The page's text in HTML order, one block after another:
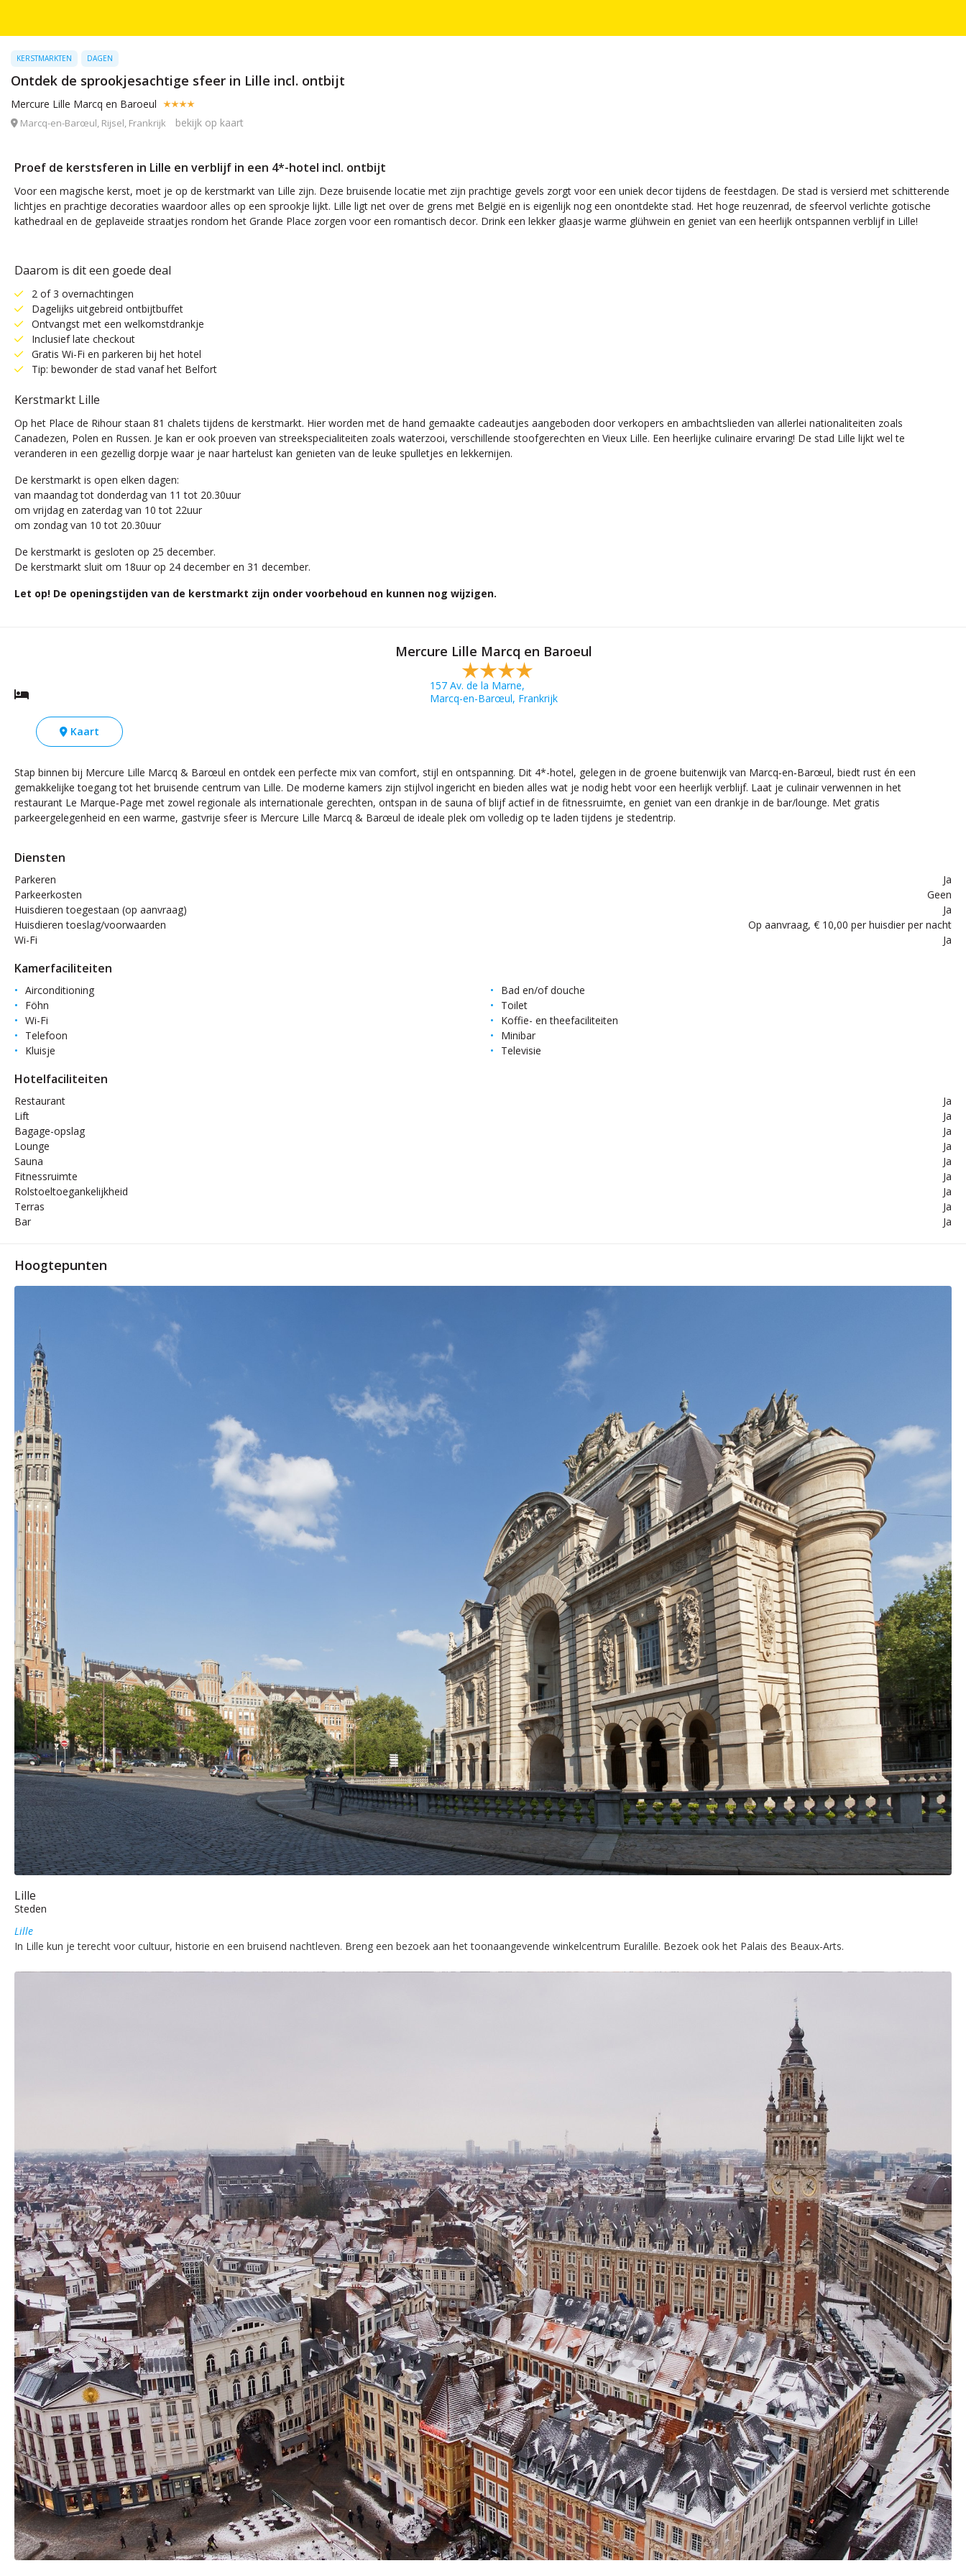
KERSTMARKTEN DAGEN
Ontdek de sprookjesachtige sfeer in Lille incl. ontbijt
Mercure Lille Marcq en Baroeul
Marcq-en-Barœul, Rijsel, Frankrijk bekijk op kaart
Proef de kerstsferen in Lille en verblijf in een 4*-hotel incl. ontbijt
Voor een magische kerst, moet je op de kerstmarkt van Lille zijn. Deze bruisende locatie met zijn prachtige gevels zorgt voor een uniek decor tijdens de feestdagen. De stad is versierd met schitterende
lichtjes en prachtige decoraties waardoor alles op een sprookje lijkt. Lille ligt net over de grens met België en is eigenlijk nog een onontdekte stad. Het hoge reuzenrad, de sfeervol verlichte gotische
kathedraal en de geplaveide straatjes rondom het Grande Place zorgen voor een romantisch decor. Drink een lekker glaasje warme glühwein en geniet van een heerlijk ontspannen verblijf in Lille!
Daarom is dit een goede deal
2 of 3 overnachtingen
Dagelijks uitgebreid ontbijtbuffet
Ontvangst met een welkomstdrankje
Inclusief late checkout
Gratis Wi-Fi en parkeren bij het hotel
Tip: bewonder de stad vanaf het Belfort
Kerstmarkt Lille
Op het Place de Rihour staan 81 chalets tijdens de kerstmarkt. Hier worden met de hand gemaakte cadeautjes aangeboden door verkopers en ambachtslieden van allerlei nationaliteiten zoals
Canadezen, Polen en Russen. Je kan er ook proeven van streekspecialiteiten zoals waterzooi, verschillende stoofgerechten en Vieux Lille. Een heerlijke culinaire ervaring! De stad Lille lijkt wel te
veranderen in een gezellig dorpje waar je naar hartelust kan genieten van de leuke spulletjes en lekkernijen.
De kerstmarkt is open elken dagen:
van maandag tot donderdag van 11 tot 20.30uur
om vrijdag en zaterdag van 10 tot 22uur
om zondag van 10 tot 20.30uur
De kerstmarkt is gesloten op 25 december.
De kerstmarkt sluit om 18uur op 24 december en 31 december.
Let op! De openingstijden van de kerstmarkt zijn onder voorbehoud en kunnen nog wijzigen.
Mercure Lille Marcq en Baroeul
157 Av. de la Marne,
Marcq-en-Barœul, Frankrijk
Kaart
Stap binnen bij Mercure Lille Marcq & Barœul en ontdek een perfecte mix van comfort, stijl en ontspanning. Dit 4*-hotel, gelegen in de groene buitenwijk van Marcq‑en‑Barœul, biedt rust én een
gemakkelijke toegang tot het bruisende centrum van Lille. De moderne kamers zijn stijlvol ingericht en bieden alles wat je nodig hebt voor een heerlijk verblijf. Laat je culinair verwennen in het
restaurant Le Marque‑Page met zowel regionale als internationale gerechten, ontspan in de sauna of blijf actief in de fitnessruimte, en geniet van een drankje in de bar/lounge. Met gratis
parkeergelegenheid en een warme, gastvrije sfeer is Mercure Lille Marcq & Barœul de ideale plek om volledig op te laden tijdens je stedentrip.
Diensten
Parkeren
Ja
Parkeerkosten
Geen
Huisdieren toegestaan (op aanvraag)
Ja
Huisdieren toeslag/voorwaarden
Op aanvraag, € 10,00 per huisdier per nacht
Wi-Fi
Ja
Kamerfaciliteiten
Airconditioning
Bad en/of douche
Föhn
Toilet
Wi-Fi
Koffie- en theefaciliteiten
Telefoon
Minibar
Kluisje
Televisie
Hotelfaciliteiten
Restaurant
Ja
Lift
Ja
Bagage-opslag
Ja
Lounge
Ja
Sauna
Ja
Fitnessruimte
Ja
Rolstoeltoegankelijkheid
Ja
Terras
Ja
Bar
Ja
Hoogtepunten
Lille
Steden
Lille
In Lille kun je terecht voor cultuur, historie en een bruisend nachtleven. Breng een bezoek aan het toonaangevende winkelcentrum Euralille. Bezoek ook het Palais des Beaux-Arts.